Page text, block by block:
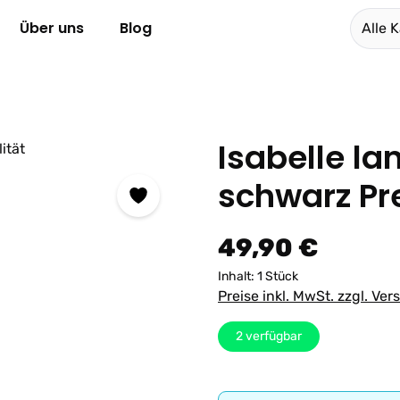
Über uns Blog Alle
Isabelle
schwarz
Regulärer Preis:
49,90 €
Inhalt: 1 Stück
Preise inkl. MwSt. zzgl.
2verfügbar